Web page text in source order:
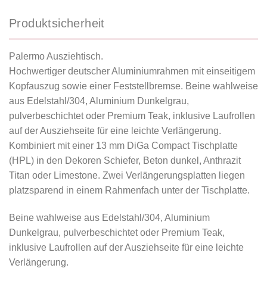
Produktsicherheit
Palermo Ausziehtisch.
Hochwertiger deutscher Aluminiumrahmen mit einseitigem
Kopfauszug sowie einer Feststellbremse. Beine wahlweise
aus Edelstahl/304, Aluminium Dunkelgrau,
pulverbeschichtet oder Premium Teak, inklusive Laufrollen
auf der Ausziehseite für eine leichte Verlängerung.
Kombiniert mit einer 13 mm DiGa Compact Tischplatte
(HPL) in den Dekoren Schiefer, Beton dunkel, Anthrazit
Titan oder Limestone. Zwei Verlängerungsplatten liegen
platzsparend in einem Rahmenfach unter der Tischplatte.
Beine wahlweise aus Edelstahl/304, Aluminium
Dunkelgrau, pulverbeschichtet oder Premium Teak,
inklusive Laufrollen auf der Ausziehseite für eine leichte
Verlängerung.